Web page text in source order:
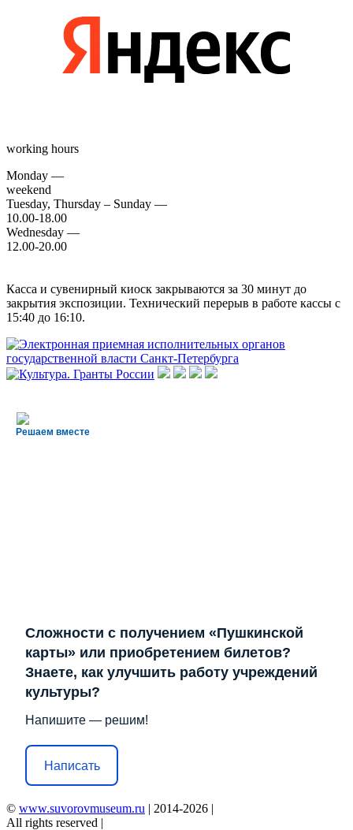
working hours
Monday —
weekend
Tuesday, Thursday – Sunday —
10.00-18.00
Wednesday —
12.00-20.00
Касса и сувенирный киоск закрываются за 30 минут до
закрытия экспозиции. Технический перерыв в работе кассы с
15:40 до 16:10.
Решаем вместе
Сложности с получением «Пушкинской
карты» или приобретением билетов?
Знаете, как улучшить работу учреждений
культуры?
Напишите — решим!
Написать
© www.suvorovmuseum.ru | 2014-2026 |
All rights reserved |